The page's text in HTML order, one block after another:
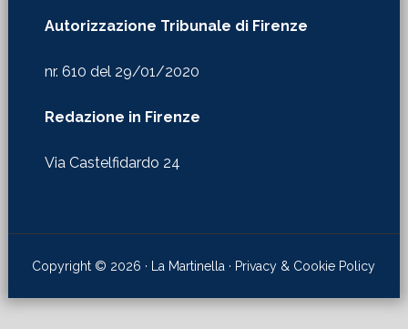
Autorizzazione Tribunale di Firenze
nr. 610 del 29/01/2020
Redazione in Firenze
Via Castelfidardo 24
Copyright © 2026 · La Martinella · Privacy & Cookie Policy